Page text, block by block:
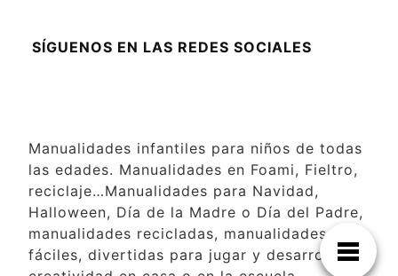
SÍGUENOS EN LAS REDES SOCIALES
Manualidades infantiles para niños de todas
las edades. Manualidades en Foami, Fieltro,
reciclaje…Manualidades para Navidad,
Halloween, Día de la Madre o Día del Padre,
manualidades recicladas, manualidades
fáciles, divertidas para jugar y desarrollar la